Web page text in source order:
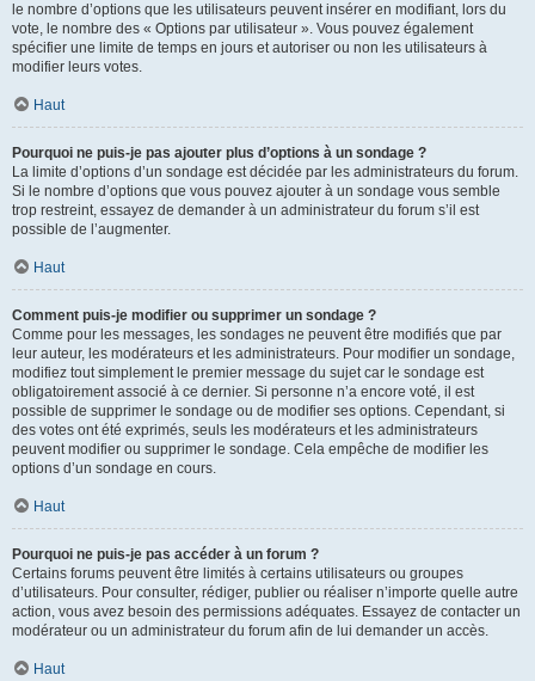
le nombre d’options que les utilisateurs peuvent insérer en modifiant, lors du
vote, le nombre des « Options par utilisateur ». Vous pouvez également
spécifier une limite de temps en jours et autoriser ou non les utilisateurs à
modifier leurs votes.
Haut
Pourquoi ne puis-je pas ajouter plus d’options à un sondage ?
La limite d’options d’un sondage est décidée par les administrateurs du forum.
Si le nombre d’options que vous pouvez ajouter à un sondage vous semble
trop restreint, essayez de demander à un administrateur du forum s’il est
possible de l’augmenter.
Haut
Comment puis-je modifier ou supprimer un sondage ?
Comme pour les messages, les sondages ne peuvent être modifiés que par
leur auteur, les modérateurs et les administrateurs. Pour modifier un sondage,
modifiez tout simplement le premier message du sujet car le sondage est
obligatoirement associé à ce dernier. Si personne n’a encore voté, il est
possible de supprimer le sondage ou de modifier ses options. Cependant, si
des votes ont été exprimés, seuls les modérateurs et les administrateurs
peuvent modifier ou supprimer le sondage. Cela empêche de modifier les
options d’un sondage en cours.
Haut
Pourquoi ne puis-je pas accéder à un forum ?
Certains forums peuvent être limités à certains utilisateurs ou groupes
d’utilisateurs. Pour consulter, rédiger, publier ou réaliser n’importe quelle autre
action, vous avez besoin des permissions adéquates. Essayez de contacter un
modérateur ou un administrateur du forum afin de lui demander un accès.
Haut